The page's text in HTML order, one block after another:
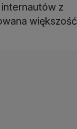
z
większość